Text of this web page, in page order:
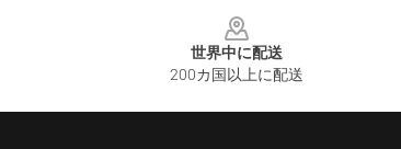
世界中に配送
200カ国以上に配送